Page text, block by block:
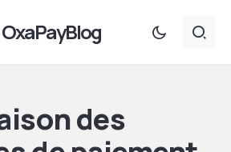
OxaPayBlog
des